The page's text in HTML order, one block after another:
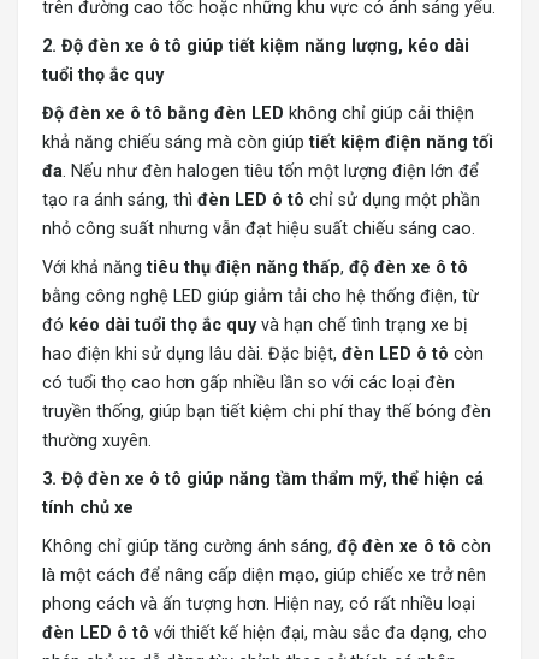
trên đường cao tốc hoặc những khu vực có ánh sáng yếu.
2. Độ đèn xe ô tô giúp tiết kiệm năng lượng, kéo dài
tuổi thọ ắc quy
Độ đèn xe ô tô bằng đèn LED không chỉ giúp cải thiện
khả năng chiếu sáng mà còn giúptiết kiệm điện năng tối
đa. Nếu như đèn halogen tiêu tốn một lượng điện lớn để
tạo ra ánh sáng, thì đèn LED ô tô chỉ sử dụng một phần
nhỏ công suất nhưng vẫn đạt hiệu suất chiếu sáng cao.
Với khả năngtiêu thụ điện năng thấp, độ đèn xe ô tô
bằng công nghệ LED giúp giảm tải cho hệ thống điện, từ
đó kéo dài tuổi thọ ắc quyvà hạn chế tình trạng xe bị
hao điện khi sử dụng lâu dài. Đặc biệt, đèn LED ô tô còn
có tuổi thọ cao hơn gấp nhiều lần so với các loại đèn
truyền thống, giúp bạn tiết kiệm chi phí thay thế bóng đèn
thường xuyên.
3. Độ đèn xe ô tô giúp năng tầm thẩm mỹ, thể hiện cá
tính chủ xe
Không chỉ giúp tăng cường ánh sáng, độ đèn xe ô tô còn
là một cách để nâng cấp diện mạo, giúp chiếc xe trở nên
phong cách và ấn tượng hơn. Hiện nay, có rất nhiều loại
đèn LED ô tô với thiết kế hiện đại, màu sắc đa dạng, cho